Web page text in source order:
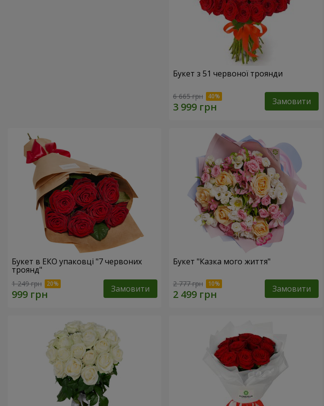
Букет з 51 червоної троянди
6 665 грн Замовити
Букет в ЕКО упаковці "7 червоних
троянд"
1 249 грн Замовити
Букет "Казка мого життя"
2 777 грн Замовити